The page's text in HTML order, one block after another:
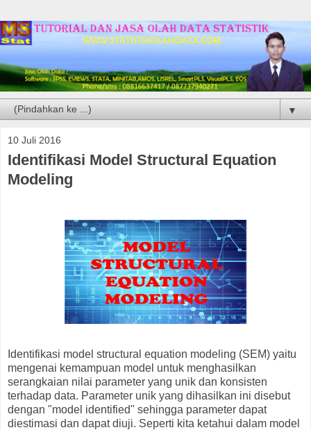
▼
10 Juli 2016
Identifikasi Model Structural Equation
Modeling
Identifikasi model structural equation modeling (SEM) yaitu
mengenai kemampuan model untuk menghasilkan
serangkaian nilai parameter yang unik dan konsisten
terhadap data. Parameter unik yang dihasilkan ini disebut
dengan "model identified" sehingga parameter dapat
diestimasi dan dapat diuji. Seperti kita ketahui dalam model